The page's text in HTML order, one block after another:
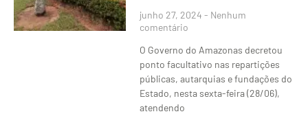
junho 27, 2024 Nenhum
comentário
O Governo do Amazonas decretou
ponto facultativo nas repartições
públicas, autarquias e fundações do
Estado, nesta sexta-feira (28/06),
atendendo